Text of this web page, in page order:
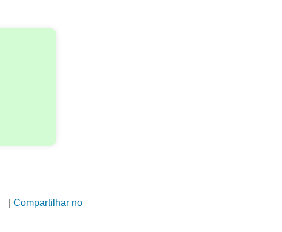
| Compartilhar no